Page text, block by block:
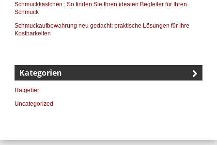
Schmuckkästchen : So finden Sie Ihren idealen Begleiter für Ihren
Schmuck
Schmuckaufbewahrung neu gedacht: praktische Lösungen für Ihre
Kostbarkeiten
Kategorien
Ratgeber
Uncategorized